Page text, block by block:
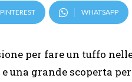
PINTEREST WHATSAPP
per fare un tuffo
una grande scoperta